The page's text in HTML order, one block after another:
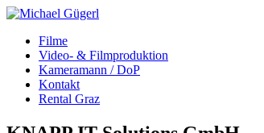
Filme
Video- & Filmproduktion
Kameramann / DoP
Kontakt
Rental Graz